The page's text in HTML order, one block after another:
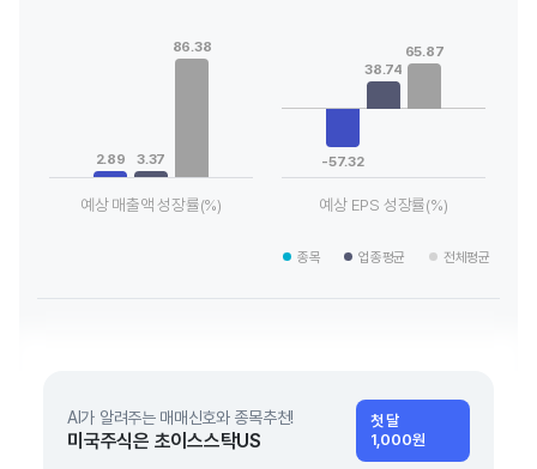
View as data table, Chart
The chart has 1 X axis displaying categories.
2.89 3.37
86.38
예상 매출액 성장률(%)
View as data table, Chart
The chart has 1 X axis
-57.32
38.74
65.87
예상 EPS 성장률(%)
종목 업종평균 전체평균
AI가 알려주는 매매신호와 종목추천!
미국주식은 초이스스탁US
첫 달
1,000원